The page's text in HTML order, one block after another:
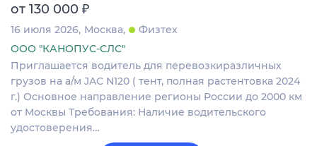
от 130 000 ₽
16 июля 2026 Москва
Физтех
ООО "КАНОПУС-СЛС"
Приглашается водитель для перевозкиразличных
грузов на а/м JAC N120 ( тент, полная растентовка 2024
г.) Основное направление регионы России до 2000 км
от Москвы Требования: Наличие водительского
удостоверения…